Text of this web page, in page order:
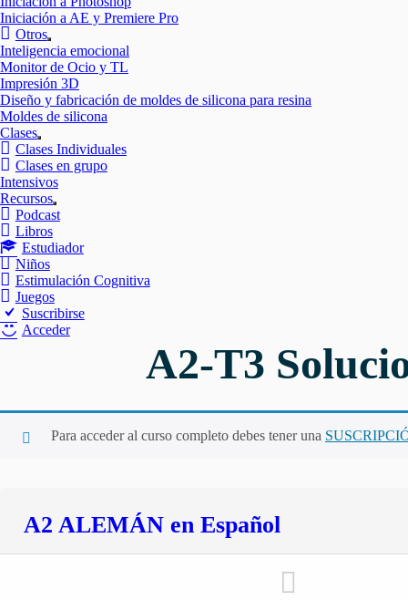
Iniciación a AE y Premiere Pro
Otros
Mostrar
el
submenú
Inteligencia emocional
Monitor de Ocio y TL
Impresión 3D
Diseño y fabricación de moldes de silicona para resina
Moldes de silicona
Clases
Mostrar
el
submenú
Clases Individuales
Clases en grupo
Intensivos
Recursos
Mostrar
el
Podcast
Libros
Estudiador
Niños
Estimulación Cognitiva
Juegos
Suscribirse
Acceder
A2-T3
Para acceder al curso completo debes tener una
A2 ALEMÁN en Español